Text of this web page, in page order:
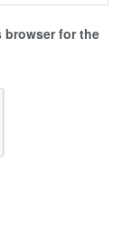
browser for the